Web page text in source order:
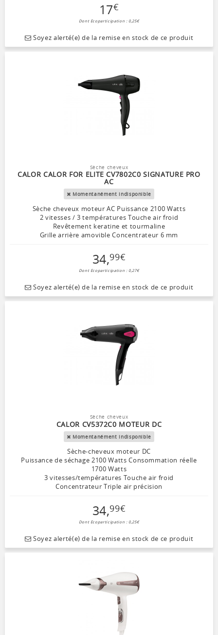
17€
Dont Ecoparticipation : 0,25€
Soyez alerté(e) de la remise en stock de ce produit
Sèche cheveux
CALOR CALOR FOR ELITE CV7802C0 SIGNATURE PRO
AC
Momentanément indisponible
Sèche cheveux moteur AC Puissance 2100 Watts
2 vitesses / 3 températures Touche air froid
Revêtement keratine et tourmaline
Grille arrière amovible Concentrateur 6 mm
34,99€
Dont Ecoparticipation : 0,27€
Soyez alerté(e) de la remise en stock de ce produit
Sèche cheveux
CALOR CV5372C0 MOTEUR DC
Momentanément indisponible
Sèche-cheveux moteur DC
Puissance de séchage 2100 Watts Consommation réelle
1700 Watts
3 vitesses/températures Touche air froid
Concentrateur Triple air précision
34,99€
Dont Ecoparticipation : 0,25€
Soyez alerté(e) de la remise en stock de ce produit